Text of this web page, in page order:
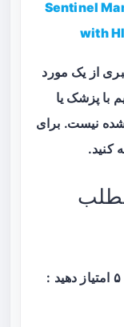
Sentinel
with
از یک مورد
با پزشک یا
نیست. برای
کنید.